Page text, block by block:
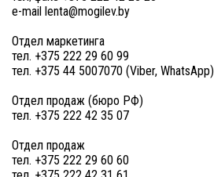
e-mail lenta@mogilev.by
Отдел маркетинга
тел. +375 222 29 60 99
тел. +375 44 5007070 (Viber, WhatsApp)
Отдел продаж (бюро РФ)
тел. +375 222 42 35 07
Отдел продаж
тел. +375 222 29 60 60